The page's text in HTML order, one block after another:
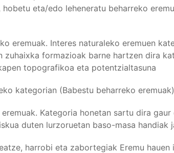
hobetu eta/edo leheneratu beharreko
eremuak. Interes naturaleko eremuen
zuhaixka formazioak barne hartzen dira
topografikoa eta potentzialtasuna
kategorian (Babestu beharreko
Kategoria honetan sartu dira
duten lurzoruetan baso-masa handiak
harrobi eta zabortegiak Eremu